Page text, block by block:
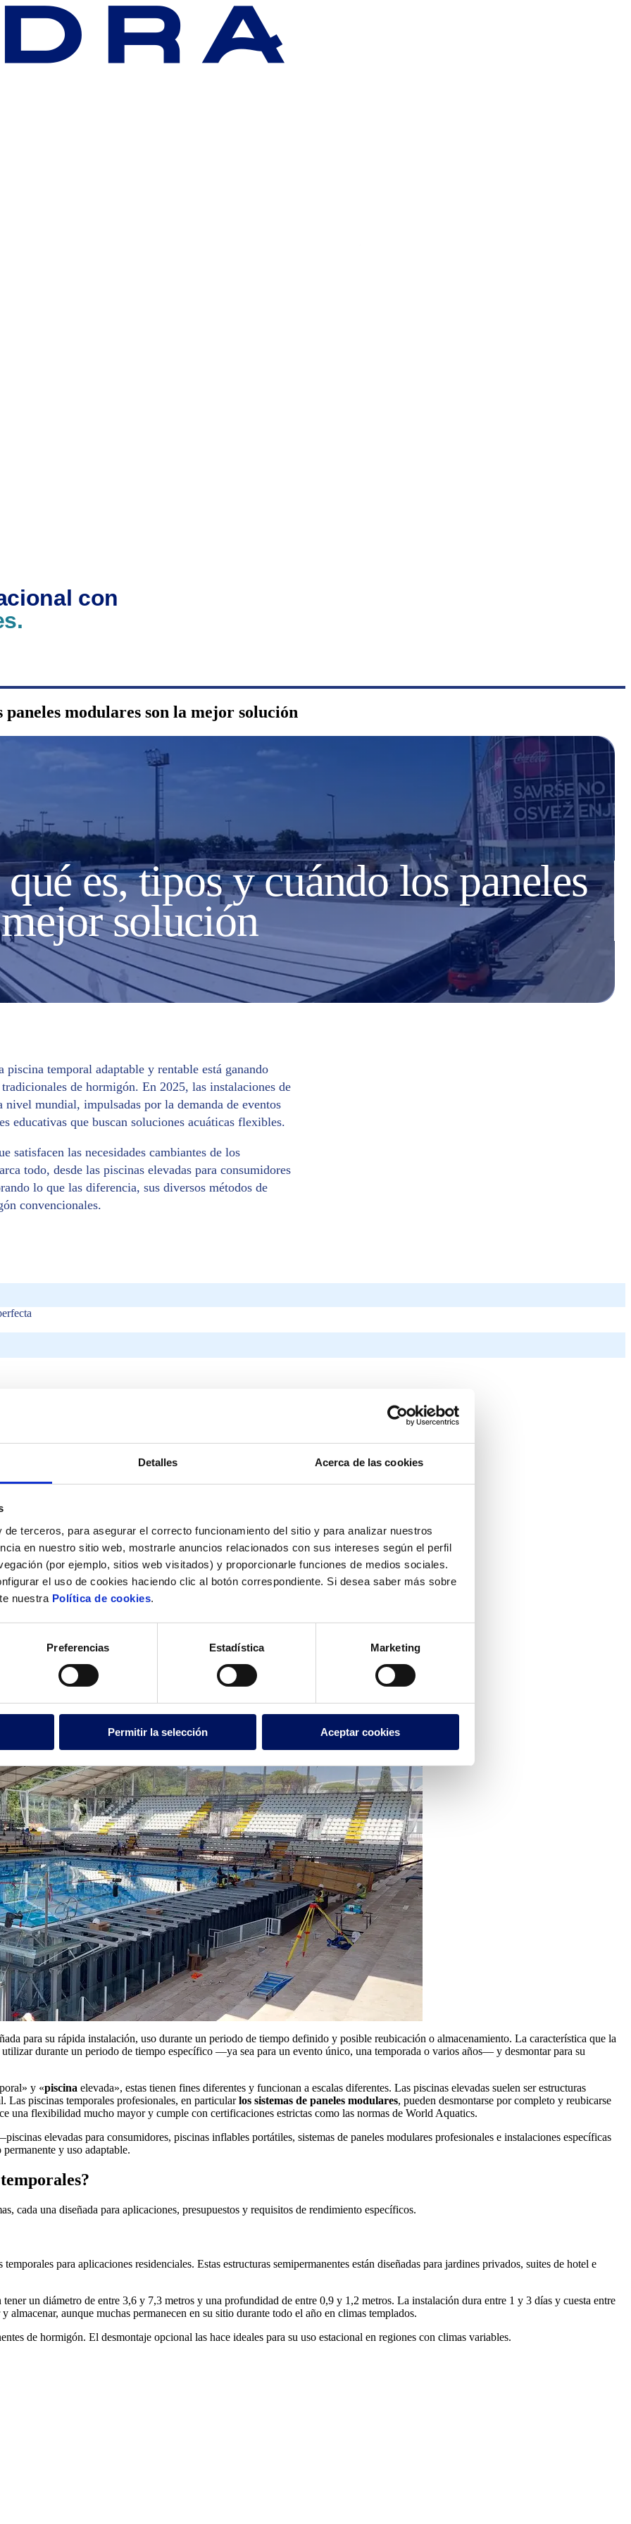
Detalles Acerca de las cookies
terceros, para asegurar el correcto funcionamiento del sitio y para analizar nuestros
en nuestro sitio web, mostrarle anuncios relacionados con sus intereses según el perfil
(por ejemplo, sitios web visitados) y proporcionarle funciones de medios sociales.
el uso de cookies haciendo clic al botón correspondiente. Si desea saber más sobre
nuestra Política de cookies.
Preferencias Estadística Marketing
Permitir la selección Aceptar cookies
con
modulares son la mejor solución
es, tipos y cuándo los paneles
solución
temporal adaptable y rentable está ganando
de hormigón. En 2025, las instalaciones de
mundial, impulsadas por la demanda de eventos
educativas que buscan soluciones acuáticas flexibles.
satisfacen las necesidades cambiantes de los
todo, desde las piscinas elevadas para consumidores
lo que las diferencia, sus diversos métodos de
convencionales.
profesionales?
para su rápida instalación, uso durante un periodo de tiempo definido y posible reubicación o almacenamiento. La característica que la
durante un periodo de tiempo específico —ya sea para un evento único, una temporada o varios años— y desmontar para su
y «piscina elevada», estas tienen fines diferentes y funcionan a escalas diferentes. Las piscinas elevadas suelen ser estructuras
Las piscinas temporales profesionales, en particularlos sistemas de paneles modulares, pueden desmontarse por completo y reubicarse
una flexibilidad mucho mayor y cumple con certificaciones estrictas como las normas de World Aquatics.
elevadas para consumidores, piscinas inflables portátiles, sistemas de paneles modulares profesionales e instalaciones específicas
y uso adaptable.
cada una diseñada para aplicaciones, presupuestos y requisitos de rendimiento específicos.
para aplicaciones residenciales. Estas estructuras semipermanentes están diseñadas para jardines privados, suites de hotel e
un diámetro de entre 3,6 y 7,3 metros y una profundidad de entre 0,9 y 1,2 metros. La instalación dura entre 1 y 3 días y cuesta entre
aunque muchas permanecen en su sitio durante todo el año en climas templados.
de hormigón. El desmontaje opcional las hace ideales para su uso estacional en regiones con climas variables.